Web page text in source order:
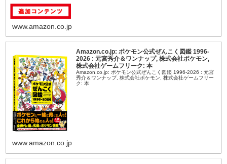
www.amazon.co.jp
Amazon.co.jp: ポケモン公式ぜんこく図鑑 1996-
2026 : 元宮秀介＆ワンナップ, 株式会社ポケモン,
株式会社ゲームフリーク: 本
Amazon.co.jp: ポケモン公式ぜんこく図鑑 1996-2026 : 元宮
秀介＆ワンナップ, 株式会社ポケモン, 株式会社ゲームフリー
ク: 本
www.amazon.co.jp